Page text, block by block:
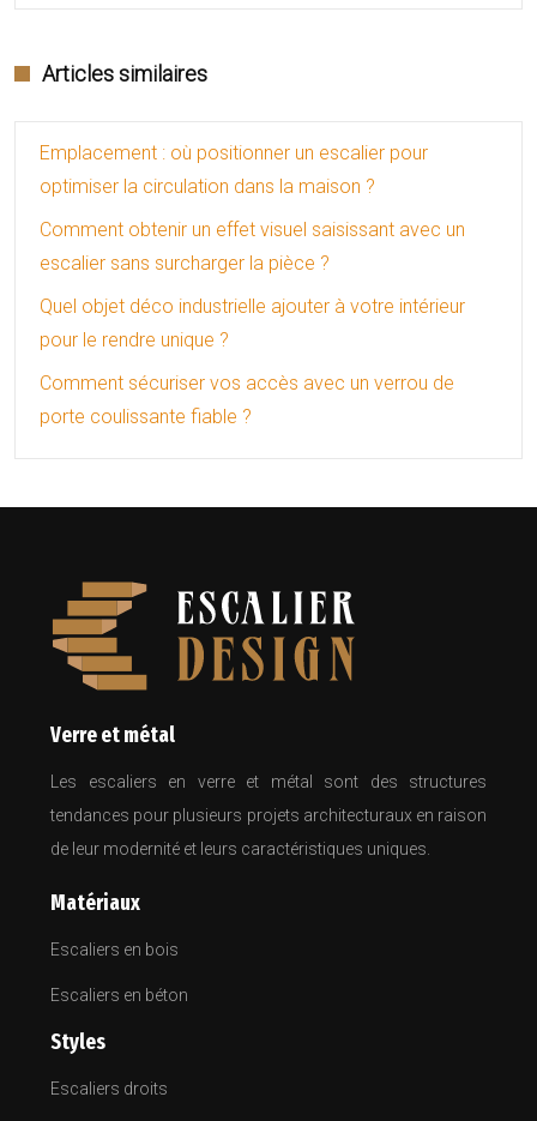
Articles similaires
Emplacement : où positionner un escalier pour
optimiser la circulation dans la maison ?
Comment obtenir un effet visuel saisissant avec un
escalier sans surcharger la pièce ?
Quel objet déco industrielle ajouter à votre intérieur
pour le rendre unique ?
Comment sécuriser vos accès avec un verrou de
porte coulissante fiable ?
Verre et métal
Les escaliers en verre et métal sont des structures
tendances pour plusieurs projets architecturaux en raison
de leur modernité et leurs caractéristiques uniques.
Matériaux
Escaliers en bois
Escaliers en béton
Styles
Escaliers droits